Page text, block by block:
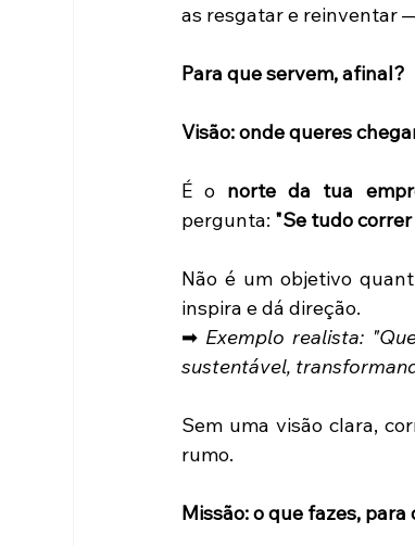
as resgatar e reinventar
Para que servem, afinal?
Visão: onde queres
É o norte da tua
pergunta: "Se tudo
Não é um objetivo
inspira e dá direção.
➡ Exemplo realista:
sustentável,
Sem uma visão clara,
rumo.
Missão: o que fazes,